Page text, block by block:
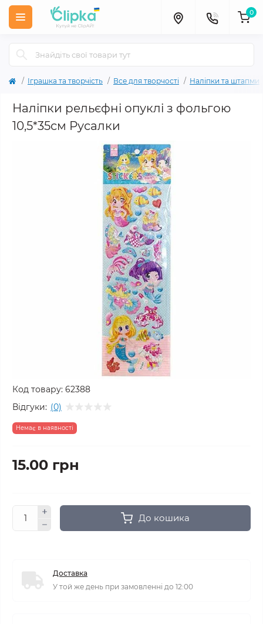
0
Іграшка та творчість Все для творчості Наліпки та штапми
Наліпки рельєфні опуклі з фольгою
10,5*35см Русалки
Код товару: 62388
Відгуки: (0)
Немає в наявності
15.00 грн
До кошика
Доставка
У той же день при замовленні до 12:00